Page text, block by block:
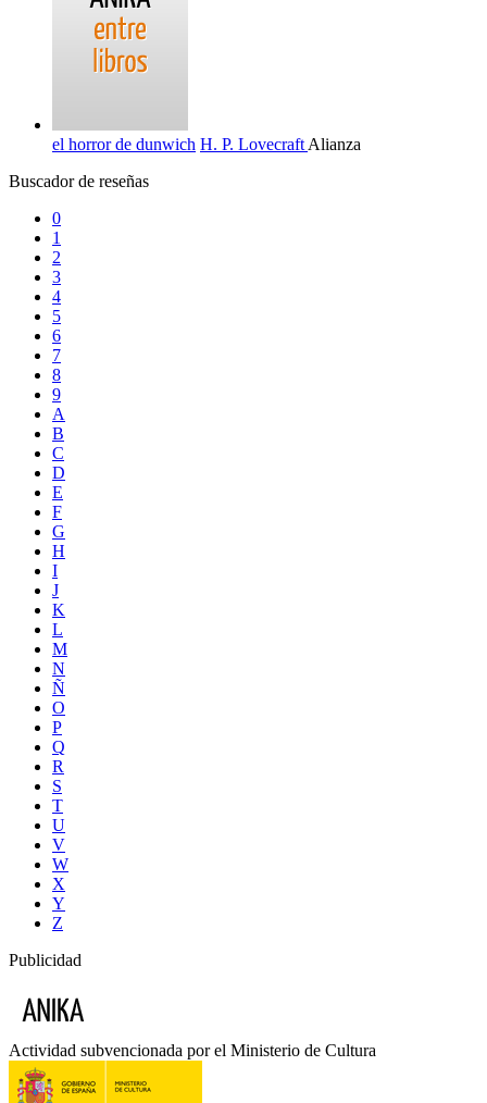
el horror de dunwich H. P. Lovecraft Alianza
Buscador de reseñas
0
1
2
3
4
5
6
7
8
9
A
B
C
D
E
F
G
H
I
J
K
L
M
N
Ñ
O
P
Q
R
S
T
U
V
W
X
Y
Z
Publicidad
Actividad subvencionada por el Ministerio de Cultura